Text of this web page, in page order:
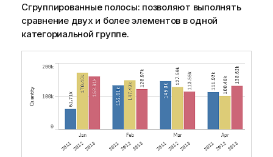
Сгруппированные полосы: позволяют выполнять
сравнение двух и более элементов в одной
категориальной группе.